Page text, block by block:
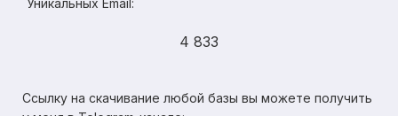
Уникальных Email:
4 833
Ссылку на скачивание любой базы вы можете получить